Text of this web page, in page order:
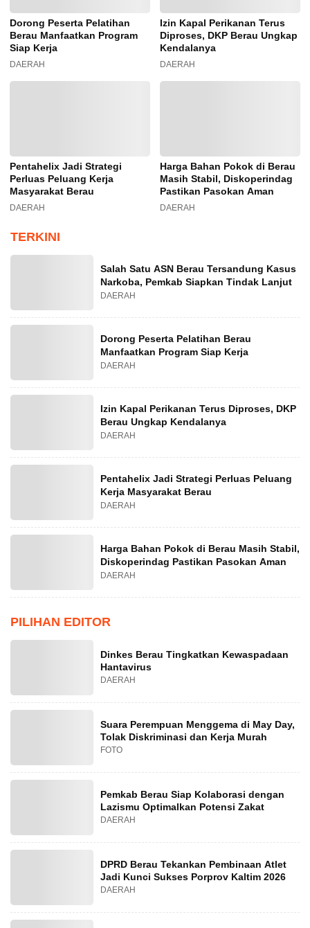
Dorong Peserta Pelatihan
Berau Manfaatkan Program
Siap Kerja
DAERAH
Izin Kapal Perikanan Terus
Diproses, DKP Berau Ungkap
Kendalanya
DAERAH
Pentahelix Jadi Strategi
Perluas Peluang Kerja
Masyarakat Berau
DAERAH
Harga Bahan Pokok di Berau
Masih Stabil, Diskoperindag
Pastikan Pasokan Aman
DAERAH
TERKINI
Salah Satu ASN Berau Tersandung Kasus
Narkoba, Pemkab Siapkan Tindak Lanjut
DAERAH
Dorong Peserta Pelatihan Berau
Manfaatkan Program Siap Kerja
DAERAH
Izin Kapal Perikanan Terus Diproses, DKP
Berau Ungkap Kendalanya
DAERAH
Pentahelix Jadi Strategi Perluas Peluang
Kerja Masyarakat Berau
DAERAH
Harga Bahan Pokok di Berau Masih Stabil,
Diskoperindag Pastikan Pasokan Aman
DAERAH
PILIHAN EDITOR
Dinkes Berau Tingkatkan Kewaspadaan
Hantavirus
DAERAH
Suara Perempuan Menggema di May Day,
Tolak Diskriminasi dan Kerja Murah
FOTO
Pemkab Berau Siap Kolaborasi dengan
Lazismu Optimalkan Potensi Zakat
DAERAH
DPRD Berau Tekankan Pembinaan Atlet
Jadi Kunci Sukses Porprov Kaltim 2026
DAERAH